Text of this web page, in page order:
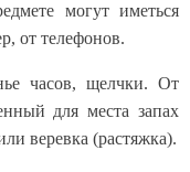
могут иметься
от телефонов.
часов, щелчки. От
для места запах
веревка (растяжка).